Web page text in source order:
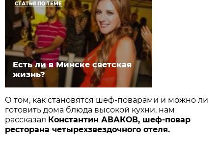
СТАТЬЯ ПО ТЕМЕ
Есть ли в Минске светская
жизнь?
О том, как становятся шеф-поварами и можно ли
готовить дома блюда высокой кухни, нам
рассказал Константин АВАКОВ, шеф-повар
ресторана четырехзвездочного отеля.